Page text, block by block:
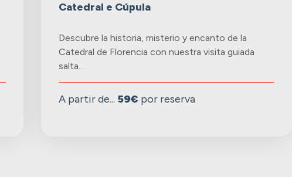
Catedral e Cúpula
Descubre la historia, misterio y encanto de la
Catedral de Florencia con nuestra visita guiada
salta…
A partir de... 59€ por reserva